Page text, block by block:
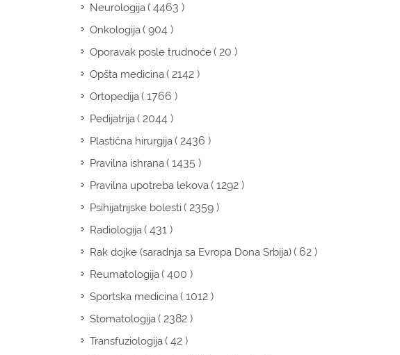
Neurologija( 4463 )
Onkologija( 904 )
Oporavak posle trudnoće( 20 )
Opšta medicina( 2142 )
Ortopedija( 1766 )
Pedijatrija( 2044 )
Plastična hirurgija( 2436 )
Pravilna ishrana( 1435 )
Pravilna upotreba lekova( 1292 )
Psihijatrijske bolesti( 2359 )
Radiologija( 431 )
Rak dojke (saradnja sa Evropa Dona Srbija)( 62 )
Reumatologija( 400 )
Sportska medicina( 1012 )
Stomatologija( 2382 )
Transfuziologija( 42 )